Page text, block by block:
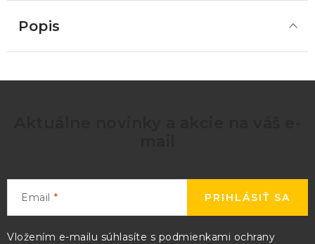
Popis
Email
Vložením e-mailu súhlasíte s podmienkami ochrany
PRIHLÁSIŤ SA